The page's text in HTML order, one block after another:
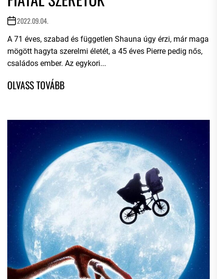
2022.09.04.
A 71 éves, szabad és független Shauna úgy érzi, már maga
mögött hagyta szerelmi életét, a 45 éves Pierre pedig nős,
családos ember. Az egykori...